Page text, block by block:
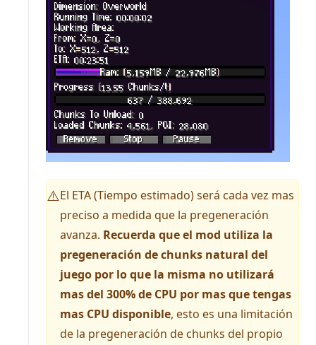
⚠️El ETA (Tiempo estimado) será cada vez mas
preciso a medida que la pregeneración
avanza. Recuerda que el mod utiliza la
pregeneración de chunks natural del
juego por lo que la misma no utilizará
mas del 300% de CPU por mas que tengas
mas CPU disponible, esto es una limitación
de la pregeneración de chunks del propio